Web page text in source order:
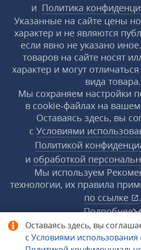
Оставаясь здесь, вы
с Условиями использования
и Политика
Указанные на сайте цены
характер и не являются
если явно не указано
товаров на сайте носят
характер и могут
вида товара.
Мы сохраняем настройки
в cookie‑файлах на
Оставаясь здесь, вы
с Условиями
Политикой
и обработкой
Мы используем
технологии, их правила
по ссылке
.
Подробнее
© 1998−2026 «1С‑Рарус»